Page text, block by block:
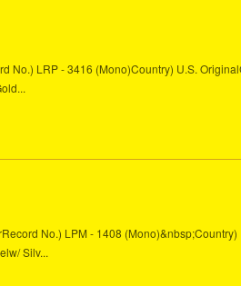
No.) LRP - 3416 (Mono)Country) U.S.
No.) LPM - 1408 (Mono)&nbsp;Country)
Silv...